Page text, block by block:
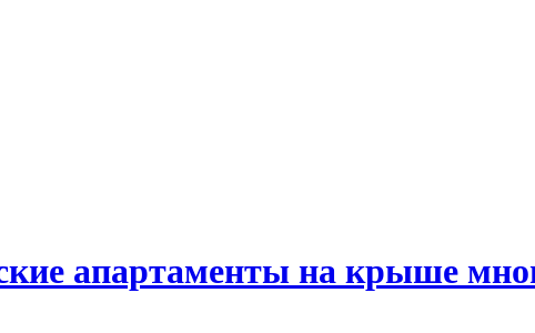
апартаменты на крыше